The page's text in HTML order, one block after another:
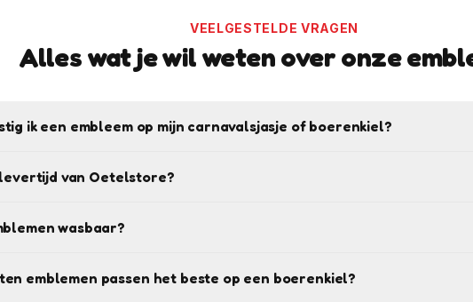
VEELGESTELDE VRAGEN
Alles wat je wil weten over onze
ik een embleem op mijn carnavalsjasje of boerenkiel?
van Oetelstore?
wasbaar?
emblemen passen het beste op een boerenkiel?